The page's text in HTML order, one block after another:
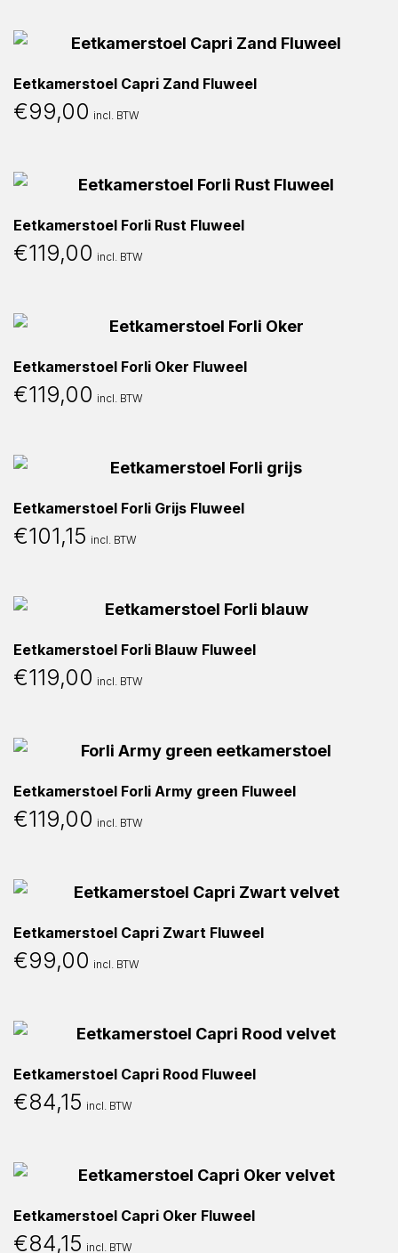
Eetkamerstoel Capri Zand Fluweel
€99,00 incl. BTW
Eetkamerstoel Forli Rust Fluweel
€119,00 incl. BTW
Eetkamerstoel Forli Oker Fluweel
€119,00 incl. BTW
Eetkamerstoel Forli Grijs Fluweel
€101,15 incl. BTW
Eetkamerstoel Forli Blauw Fluweel
€119,00 incl. BTW
Eetkamerstoel Forli Army green Fluweel
€119,00 incl. BTW
Eetkamerstoel Capri Zwart Fluweel
€99,00 incl. BTW
Eetkamerstoel Capri Rood Fluweel
€84,15 incl. BTW
Eetkamerstoel Capri Oker Fluweel
€84,15 incl. BTW